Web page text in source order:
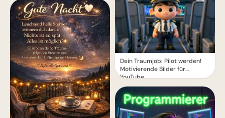
Dein Traumjob: Pilot werden!
Motivierende Bilder für
YouTube